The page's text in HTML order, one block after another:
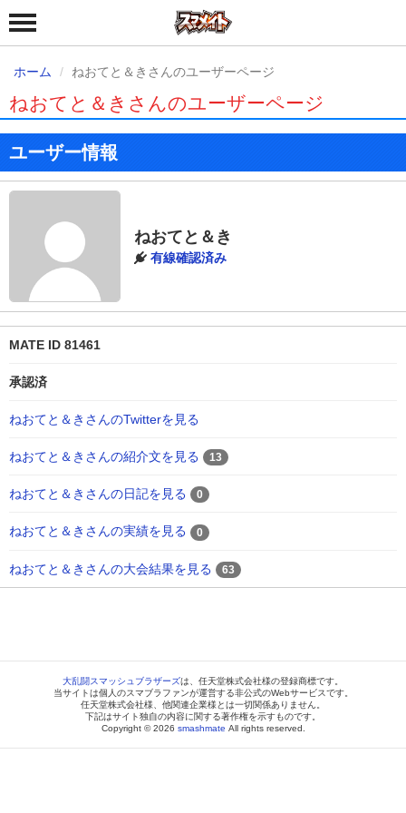
ホーム ねおてと＆きさんのユーザーページ
ねおてと＆きさんのユーザーページ
ユーザー情報
ねおてと＆き
有線確認済み
MATE ID 81461
承認済
ねおてと＆きさんのTwitterを見る
ねおてと＆きさんの紹介文を見る 13
ねおてと＆きさんの日記を見る 0
ねおてと＆きさんの実績を見る 0
ねおてと＆きさんの大会結果を見る 63
大乱闘スマッシュブラザーズは、任天堂株式会社様の登録商標です。
当サイトは個人のスマブラファンが運営する非公式のWebサービスです。
任天堂株式会社様、他関連企業様とは一切関係ありません。
下記はサイト独自の内容に関する著作権を示すものです。
Copyright © 2026 smashmate All rights reserved.